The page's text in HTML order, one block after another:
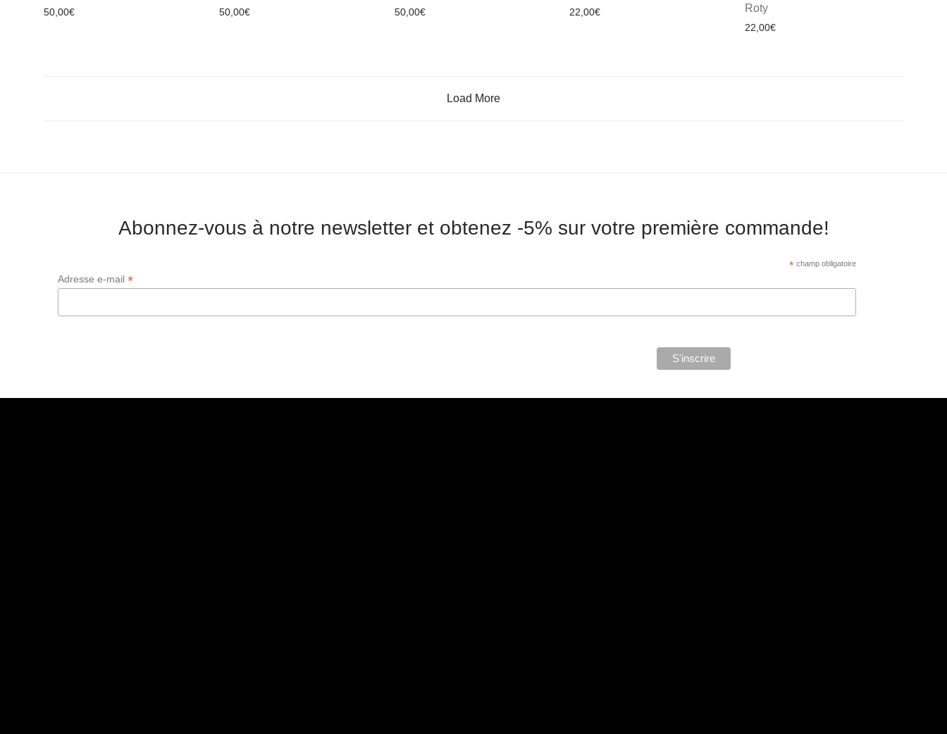
50,00€ 50,00€ 50,00€ 22,00€
Roty
22,00€
Load More
Abonnez-vous à notre newsletter et obtenez -5% sur votre première commande!
*champ obligatoire
Adresse e-mail *